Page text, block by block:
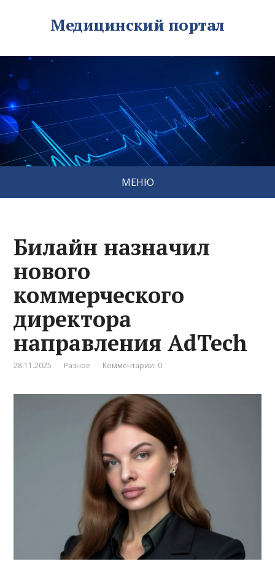
Медицинский портал
МЕНЮ
Билайн назначил
нового
коммерческого
директора
направления AdTech
28.11.2025 Разное Комментарии: 0